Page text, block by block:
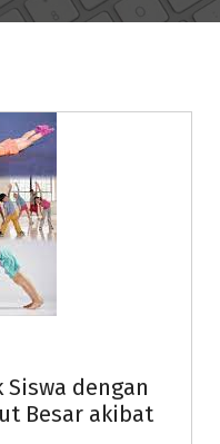
Siswa dengan
Besar akibat